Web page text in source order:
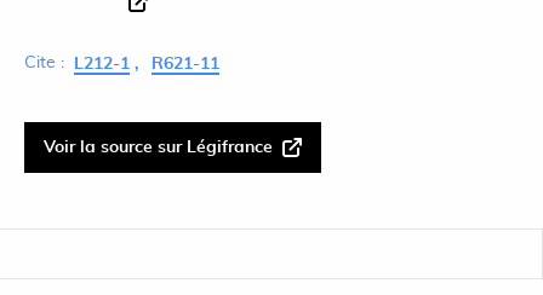
Cite : L212-1 R621-11
Voir la source sur Légifrance